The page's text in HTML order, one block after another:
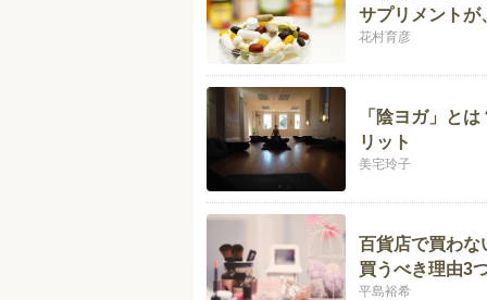
サプリメントが
花村育彦
「陰ヨガ」と
リット
美宅玲子
百貨店で買わな
買うべき理由3
平島裕希